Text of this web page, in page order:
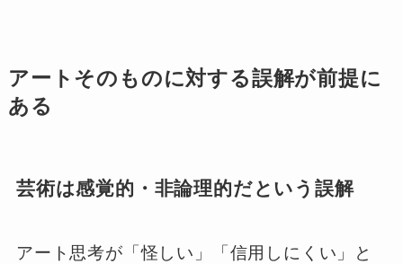
アートそのものに対する誤解が前提に
ある
芸術は感覚的・非論理的だという誤解
アート思考が「怪しい」「信用しにくい」と